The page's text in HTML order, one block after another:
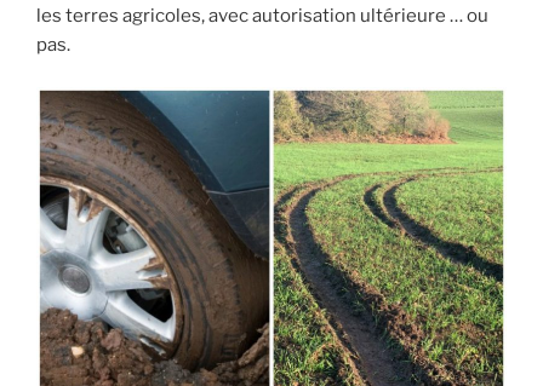
les terres agricoles, avec autorisation ultérieure … ou
pas.